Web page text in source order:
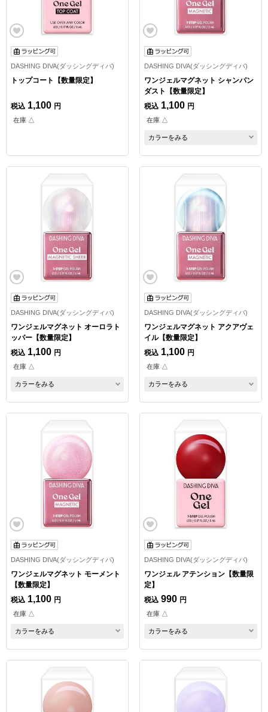
DASHING DIVA(ダッシングディバ)
トップコート【数量限定】
税込 1,100 円
在庫 △
DASHING DIVA(ダッシングディバ)
ワンジェルマグネット シャンパン
ダスト【数量限定】
税込 1,100 円
在庫 △
カラーをみる
DASHING DIVA(ダッシングディバ)
ワンジェルマグネット オーロラト
ッパー【数量限定】
税込 1,100 円
在庫 △
カラーをみる
DASHING DIVA(ダッシングディバ)
ワンジェルマグネット アクアヴェ
イル【数量限定】
税込 1,100 円
在庫 △
カラーをみる
DASHING DIVA(ダッシングディバ)
ワンジェルマグネット モーメント
【数量限定】
税込 1,100 円
在庫 △
カラーをみる
DASHING DIVA(ダッシングディバ)
ワンジェル アテンション【数量限
定】
税込 990 円
在庫 △
カラーをみる